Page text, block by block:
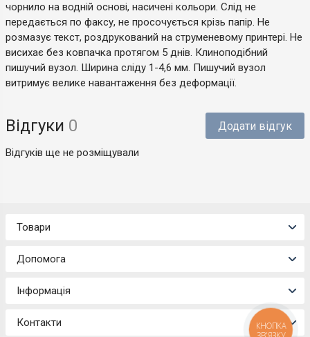
чорнило на водній основі, насичені кольори. Слід не
передається по факсу, не просочується крізь папір. Не
розмазує текст, роздрукований на струменевому принтері. Не
висихає без ковпачка протягом 5 днів. Клиноподібний
пишучий вузол. Ширина сліду 1-4,6 мм. Пишучий вузол
витримує велике навантаження без деформації.
Відгуки 0 Додати відгук
Відгуків ще не розміщували
Товари
Допомога
Інформація
Контакти
КНОПКА